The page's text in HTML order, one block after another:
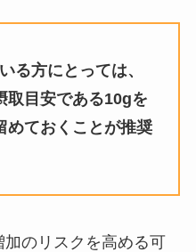
る方にとっては、
取目安である10gを
めておくことが推奨
のリスクを高める可